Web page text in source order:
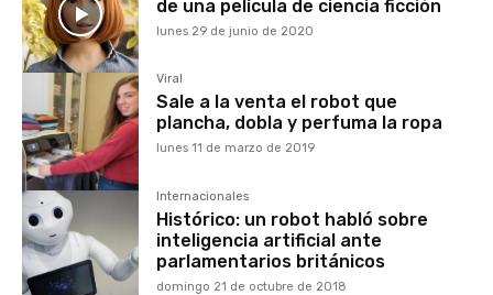
de una película de ciencia ficción
lunes 29 de junio de 2020
Viral
Sale a la venta el robot que
plancha, dobla y perfuma la ropa
lunes 11 de marzo de 2019
Internacionales
Histórico: un robot habló sobre
inteligencia artificial ante
parlamentarios británicos
domingo 21 de octubre de 2018